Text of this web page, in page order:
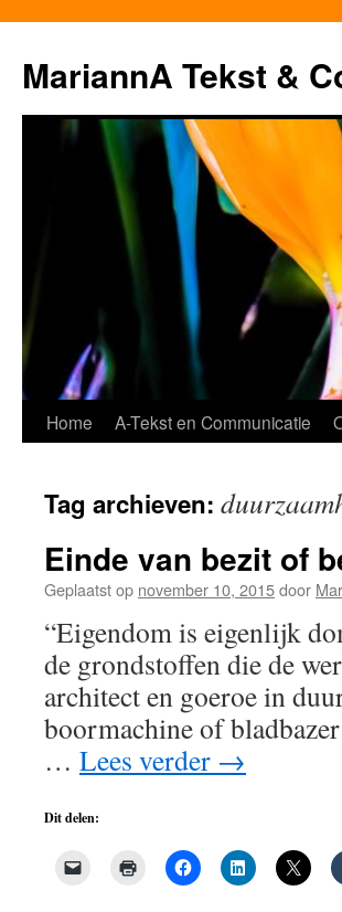
MariannA Tekst &
Ga
de
inhoud
Home A-Tekst en Communicatie
Tag archieven:
Einde van bezit of
Geplaatst op november 10, 2015door
“Eigendom is eigenlijk
de grondstoffen die de
architect en goeroe in
boormachine of
… Lees verder →
Dit delen: